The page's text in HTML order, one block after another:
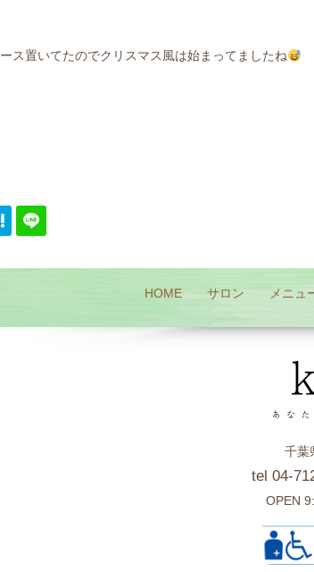
ス置いてたのでクリスマス風は始まってましたね
HOME サロン メニュ
千葉
tel 04-
OPEN